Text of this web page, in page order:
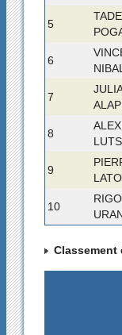
5
6
7
8
9
10
Classement